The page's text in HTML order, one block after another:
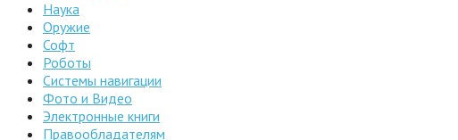
Наука
Оружие
Софт
Роботы
Системы навигации
Фото и Видео
Электронные книги
Правообладателям